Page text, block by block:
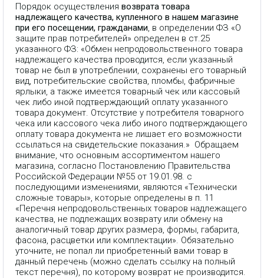
Порядок осуществления возврата товара
надлежащего качества, купленного в нашем магазине
при его посещении, гражданами , в определении ФЗ «О
защите прав потребителей» определен в ст.25
указанного ФЗ: «Обмен непродовольственного товара
надлежащего качества проводится, если указанный
товар не был в употреблении, сохранены его товарный
вид, потребительские свойства, пломбы, фабричные
ярлыки, а также имеется товарный чек или кассовый
чек либо иной подтверждающий оплату указанного
товара документ. Отсутствие у потребителя товарного
чека или кассового чека либо иного подтверждающего
оплату товара документа не лишает его возможности
ссылаться на свидетельские показания.» Обращаем
внимание, что основным ассортиментом нашего
магазина, согласно Постановлению Правительства
Российской Федерации №55 от 19.01.98. с
последующими изменениями, являются «Технически
сложные товары», которые определены в п. 11
«Перечня непродовольственных товаров надлежащего
качества, не подлежащих возврату или обмену на
аналогичный товар других размера, формы, габарита,
фасона, расцветки или комплектации». Обязательно
уточните, не попал ли приобретенный вами товар в
данный перечень (можно сделать ссылку на полный
текст перечня), по которому возврат не производится.